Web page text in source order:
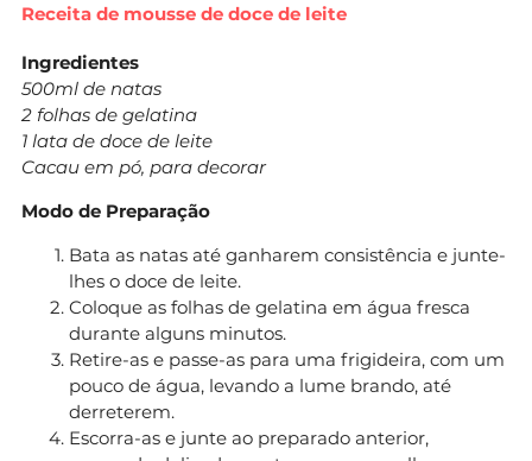
Receita de mousse de doce de leite
Ingredientes
500ml de natas
2 folhas de gelatina
1 lata de doce de leite
Cacau em pó, para decorar
Modo de Preparação
Bata as natas até ganharem consistência e junte-
lhes o doce de leite.
Coloque as folhas de gelatina em água fresca
durante alguns minutos.
Retire-as e passe-as para uma frigideira, com um
pouco de água, levando a lume brando, até
derreterem.
Escorra-as e junte ao preparado anterior,